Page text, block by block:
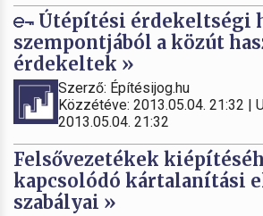
Útépítési érdekeltségi
szempontjából a közút
érdekeltek »
Szerző: Építésijog.hu
Közzétéve: 2013.05.04. 21:32 |
2013.05.04. 21:32
Felsővezetékek
kapcsolódó kártalanítási
szabályai »